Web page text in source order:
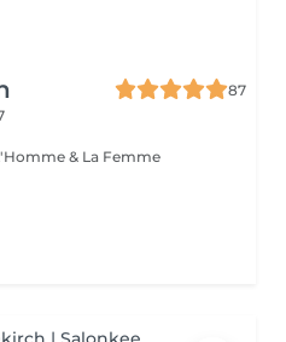
87
Bien-être Pour L'Homme & La Femme